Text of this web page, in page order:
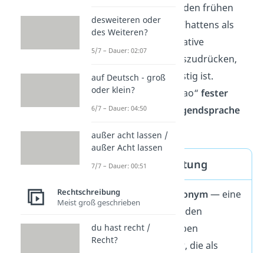
entwickelte sich in den frühen
Tagen des Online-Chattens als
eine kurze und kreative
Möglichkeit um auszudrücken,
dass etwas sehr lustig ist.
Mittlerweile ist „lmao“fester
Bestandteil der Jugendsprache
lmao — Bedeutung
LMAO ist ein Akronym— eine
Wortbildung aus den
Anfangsbuchstaben
mehrerer Wörter, die als
desweiteren oder
des Weiteren?
5/7 – Dauer: 02:07
auf Deutsch - groß
oder klein?
6/7 – Dauer: 04:50
außer acht lassen /
außer Acht lassen
7/7 – Dauer: 00:51
Rechtschreibung
Meist groß geschrieben
du hast recht /
Recht?